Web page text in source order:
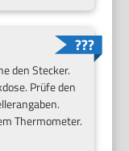
den Stecker.
Prüfe den
Thermometer.